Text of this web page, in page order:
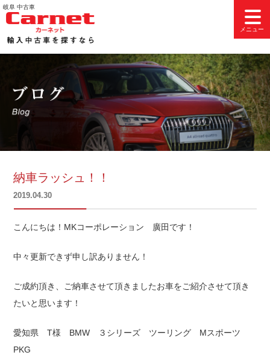
コ
ン
テ
岐阜 中古車
メニュー
納車ラッシュ！！
投
2019.04.30
こんにちは！MKコーポレーション 廣田です！
中々更新できず申し訳ありません！
ご成約頂き、ご納車させて頂きましたお車をご紹介させて頂き
たいと思います！
愛知県 T様 BMW ３シリーズ ツーリング Mスポーツ
PKG